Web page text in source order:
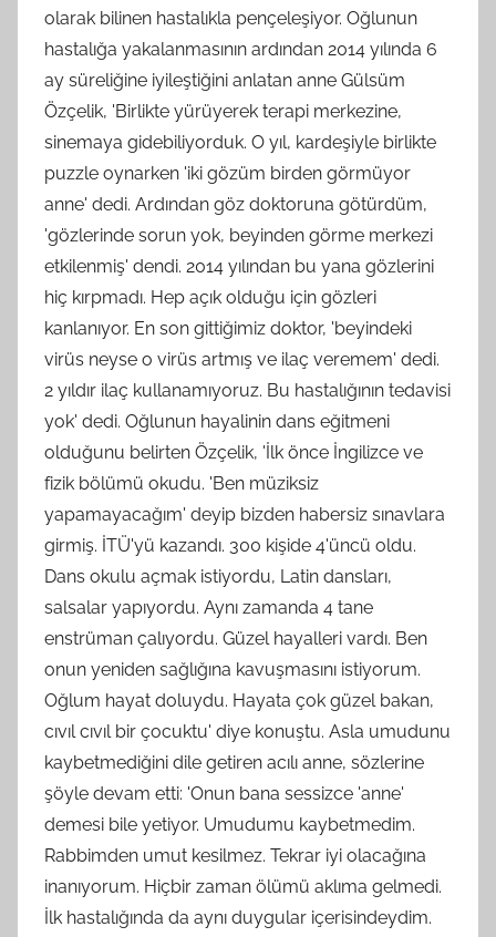
olarak bilinen hastalıkla pençeleşiyor. Oğlunun
hastalığa yakalanmasının ardından 2014 yılında 6
ay süreliğine iyileştiğini anlatan anne Gülsüm
Özçelik, 'Birlikte yürüyerek terapi merkezine,
sinemaya gidebiliyorduk. O yıl, kardeşiyle birlikte
puzzle oynarken 'iki gözüm birden görmüyor
anne' dedi. Ardından göz doktoruna götürdüm,
'gözlerinde sorun yok, beyinden görme merkezi
etkilenmiş' dendi. 2014 yılından bu yana gözlerini
hiç kırpmadı. Hep açık olduğu için gözleri
kanlanıyor. En son gittiğimiz doktor, 'beyindeki
virüs neyse o virüs artmış ve ilaç veremem' dedi.
2 yıldır ilaç kullanamıyoruz. Bu hastalığının tedavisi
yok' dedi. Oğlunun hayalinin dans eğitmeni
olduğunu belirten Özçelik, 'İlk önce İngilizce ve
fizik bölümü okudu. 'Ben müziksiz
yapamayacağım' deyip bizden habersiz sınavlara
girmiş. İTÜ'yü kazandı. 300 kişide 4'üncü oldu.
Dans okulu açmak istiyordu, Latin dansları,
salsalar yapıyordu. Aynı zamanda 4 tane
enstrüman çalıyordu. Güzel hayalleri vardı. Ben
onun yeniden sağlığına kavuşmasını istiyorum.
Oğlum hayat doluydu. Hayata çok güzel bakan,
cıvıl cıvıl bir çocuktu' diye konuştu. Asla umudunu
kaybetmediğini dile getiren acılı anne, sözlerine
şöyle devam etti: 'Onun bana sessizce 'anne'
demesi bile yetiyor. Umudumu kaybetmedim.
Rabbimden umut kesilmez. Tekrar iyi olacağına
inanıyorum. Hiçbir zaman ölümü aklıma gelmedi.
İlk hastalığında da aynı duygular içerisindeydim.